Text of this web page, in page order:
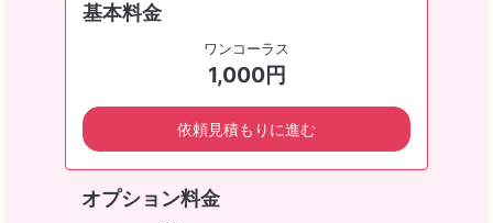
基本料金
ワンコーラス
1,000円
依頼見積もりに進む
オプション料金